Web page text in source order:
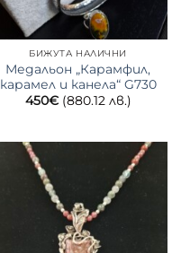
БИЖУТА НАЛИЧНИ
Медальон „Карамфил,
карамел и канела“ G730
450€ (880.12 лв.)